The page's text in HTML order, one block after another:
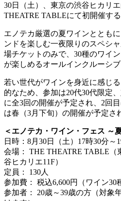
30日（土）、東京の渋谷ヒカリ
THEATRE TABLEにて初開催する
エノテカ厳選の夏ワインととも
ンドを楽しむ一夜限りのスペシ
場チケットのみで、30種のワイ
が楽しめるオールインクルーシブ
若い世代がワインを身近に感じ
的なため、参加は20代30代限定
に全3回の開催が予定され、2回
は春（3月下旬）の開催が予定さ
＜エノテカ・ワイン・フェス ～
日時：8月30日（土）17時30分～
会場： THE THEATRE TABLE（
谷ヒカリエ11F）
定員： 130人
参加費： 税込6,600円（ワイン30
参加者： 20歳～39歳の方（対象